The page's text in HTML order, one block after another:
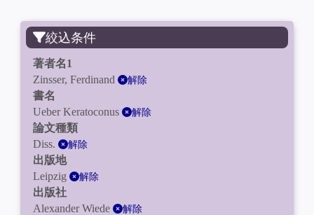
絞込条件
著者名1
Zinsser, Ferdinand
解除
書名
Ueber Keratoconus
解除
論文種類
Diss.
解除
出版地
Leipzig
解除
出版社
Alexander Wiede
解除